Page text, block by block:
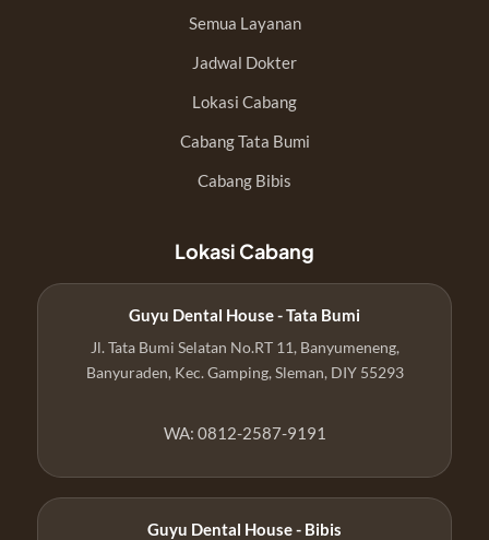
Semua Layanan
Jadwal Dokter
Lokasi Cabang
Cabang Tata Bumi
Cabang Bibis
Lokasi Cabang
Guyu Dental House - Tata Bumi
Jl. Tata Bumi Selatan No.RT 11, Banyumeneng,
Banyuraden, Kec. Gamping, Sleman, DIY 55293
WA: 0812-2587-9191
Guyu Dental House - Bibis